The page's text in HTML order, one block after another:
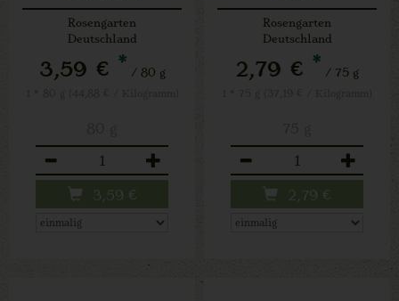
Rosengarten
Deutschland
3,59 € * / 80 g
3,59 €
Rosengarten
Deutschland
2,79 € * / 75 g
2,79 €